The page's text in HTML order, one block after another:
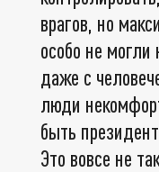
врагов, но
особо не могли
даже с
люди
быть
Это вовсе не